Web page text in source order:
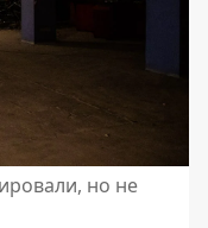
но не